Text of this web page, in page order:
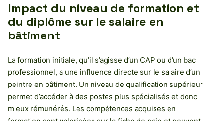
Impact du niveau de formation et
du diplôme sur le salaire en
bâtiment
La formation initiale, qu’il s’agisse d’un CAP ou d’un bac
professionnel, a une influence directe sur le salaire d’un
peintre en bâtiment. Un niveau de qualification supérieur
permet d’accéder à des postes plus spécialisés et donc
mieux rémunérés. Les compétences acquises en